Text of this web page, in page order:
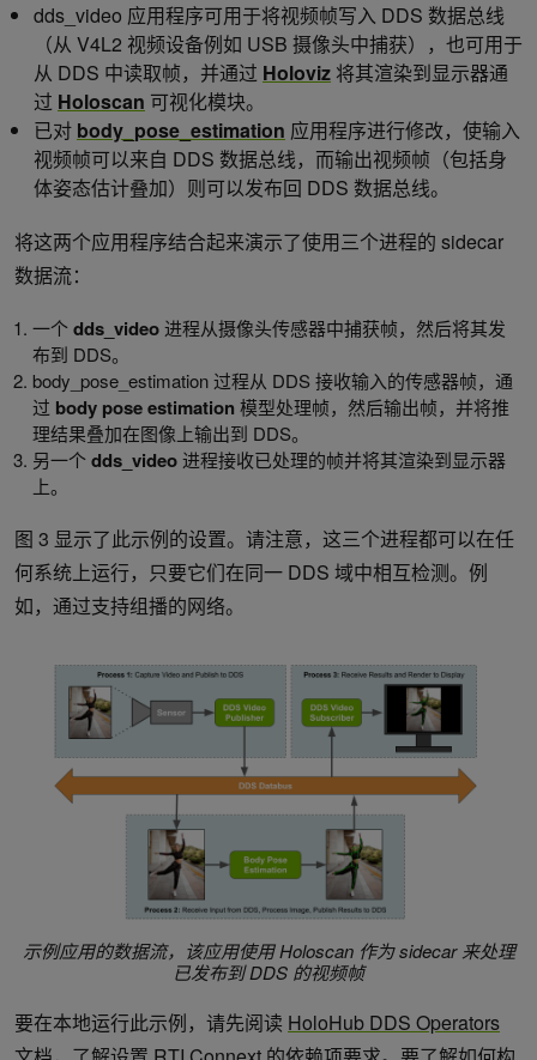
dds_video 应用程序可用于将视频帧写入 DDS 数据总线
（从 V4L2 视频设备例如 USB 摄像头中捕获），也可用于
从 DDS 中读取帧，并通过 Holoviz 将其渲染到显示器通
过 Holoscan 可视化模块。
已对 body_pose_estimation 应用程序进行修改，使输入
视频帧可以来自 DDS 数据总线，而输出视频帧（包括身
体姿态估计叠加）则可以发布回 DDS 数据总线。
将这两个应用程序结合起来演示了使用三个进程的 sidecar
数据流：
一个dds_video进程从摄像头传感器中捕获帧，然后将其发
布到 DDS。
body_pose_estimation 过程从 DDS 接收输入的传感器帧，通
过 body pose estimation 模型处理帧，然后输出帧，并将推
理结果叠加在图像上输出到 DDS。
另一个dds_video进程接收已处理的帧并将其渲染到显示器
上。
图 3 显示了此示例的设置。请注意，这三个进程都可以在任
何系统上运行，只要它们在同一 DDS 域中相互检测。例
如，通过支持组播的网络。
示例应用的数据流，该应用使用 Holoscan 作为 sidecar 来处理
已发布到 DDS 的视频帧
要在本地运行此示例，请先阅读 HoloHub DDS Operators